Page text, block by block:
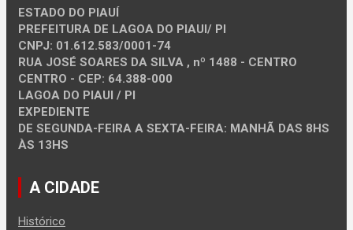
ESTADO DO PIAUÍ
PREFEITURA DE LAGOA DO PIAUI/ PI
CNPJ: 01.612.583/0001-74
RUA JOSÉ SOARES DA SILVA , nº 1488 - CENTRO
CENTRO - CEP: 64.388-000
LAGOA DO PIAUI / PI
EXPEDIENTE
DE SEGUNDA-FEIRA A SEXTA-FEIRA: MANHÃ DAS 8HS
ÀS 13HS
A CIDADE
Histórico